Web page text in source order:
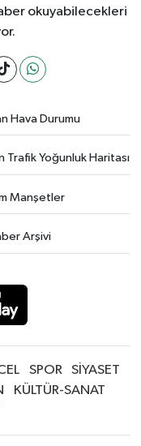
okuyabilecekleri
Hava Durumu
Trafik Yoğunluk Haritası
Manşetler
Arşivi
SPOR
SİYASET
KÜLTÜR-SANAT